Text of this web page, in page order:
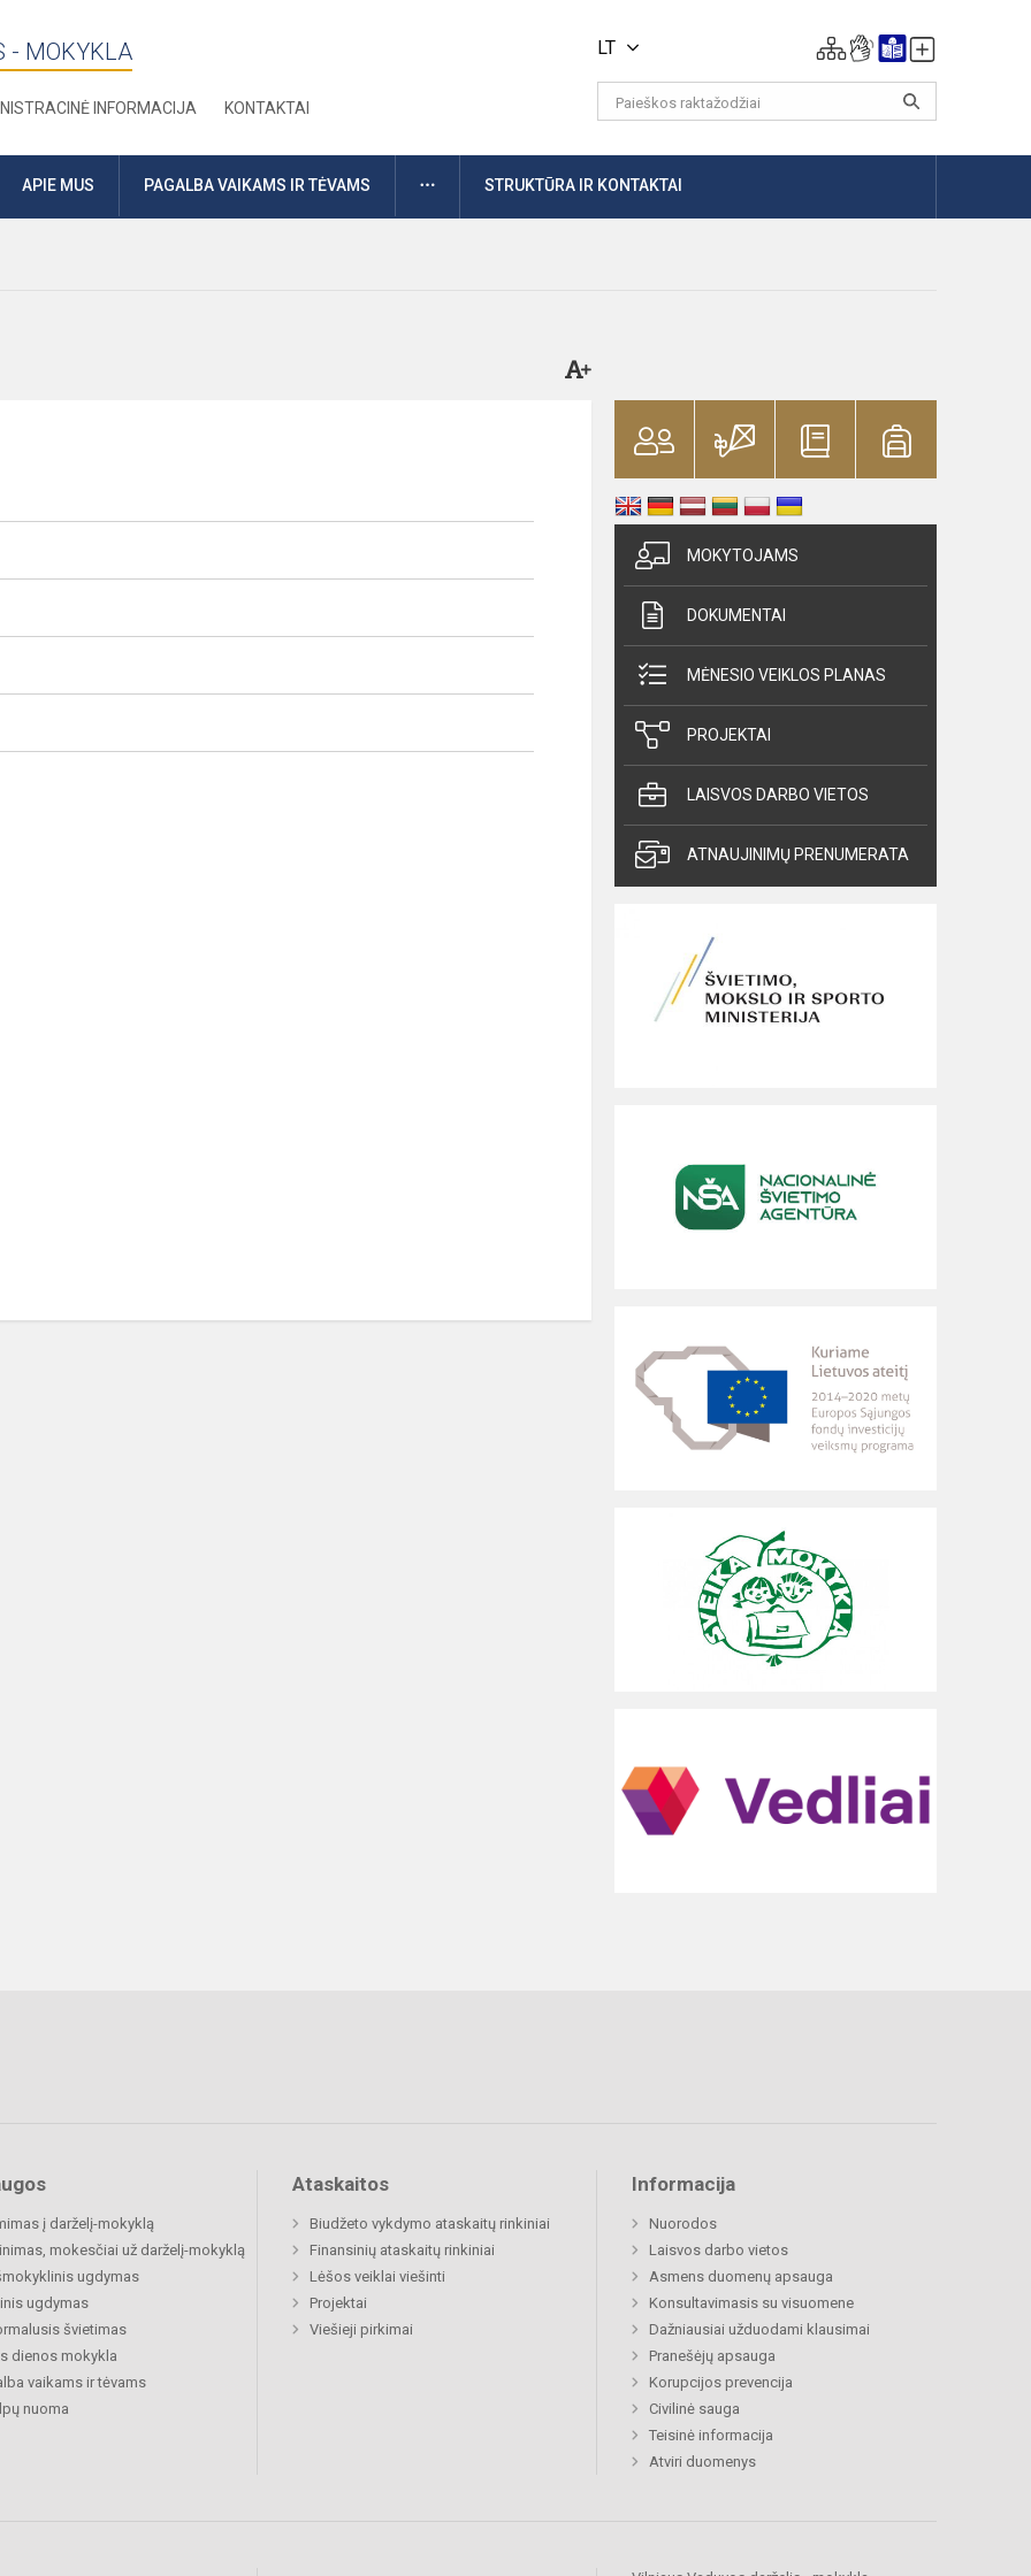
- MOKYKLA
INFORMACIJA KONTAKTAI
LT
APIE MUS PAGALBA VAIKAMS IR TĖVAMS DAUGIAUSTRUKTŪRA IR KONTAKTAI
MOKYTOJAMS
DOKUMENTAI
MĖNESIO VEIKLOS PLANAS
PROJEKTAI
LAISVOS DARBO VIETOS
ATNAUJINIMŲ PRENUMERATA
į darželį-mokyklą
mokesčiai už darželį-mokyklą
ugdymas
ugdymas
švietimas
dienos mokykla
vaikams ir tėvams
nuoma
Ataskaitos
Biudžeto vykdymo ataskaitų rinkiniai
Finansinių ataskaitų rinkiniai
Lėšos veiklai viešinti
Projektai
Viešieji pirkimai
Informacija
Nuorodos
Laisvos darbo vietos
Asmens duomenų apsauga
Konsultavimasis su visuomene
Dažniausiai užduodami klausimai
Pranešėjų apsauga
Korupcijos prevencija
Civilinė sauga
Teisinė informacija
Atviri duomenys